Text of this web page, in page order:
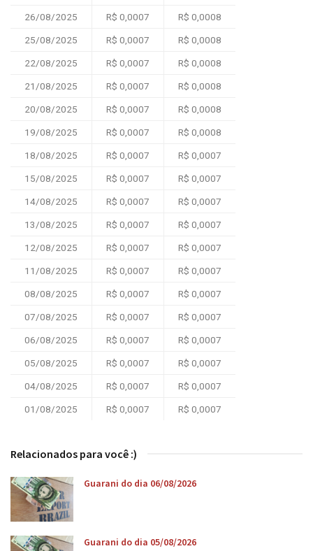
26/08/2025 R$ 0,0007 R$ 0,0008
25/08/2025 R$ 0,0007 R$ 0,0008
22/08/2025 R$ 0,0007 R$ 0,0008
21/08/2025 R$ 0,0007 R$ 0,0008
20/08/2025 R$ 0,0007 R$ 0,0008
19/08/2025 R$ 0,0007 R$ 0,0008
18/08/2025 R$ 0,0007 R$ 0,0007
15/08/2025 R$ 0,0007 R$ 0,0007
14/08/2025 R$ 0,0007 R$ 0,0007
13/08/2025 R$ 0,0007 R$ 0,0007
12/08/2025 R$ 0,0007 R$ 0,0007
11/08/2025 R$ 0,0007 R$ 0,0007
08/08/2025 R$ 0,0007 R$ 0,0007
07/08/2025 R$ 0,0007 R$ 0,0007
06/08/2025 R$ 0,0007 R$ 0,0007
05/08/2025 R$ 0,0007 R$ 0,0007
04/08/2025 R$ 0,0007 R$ 0,0007
01/08/2025 R$ 0,0007 R$ 0,0007
Relacionados para você :)
Guarani do dia 06/08/2026
Guarani do dia 05/08/2026